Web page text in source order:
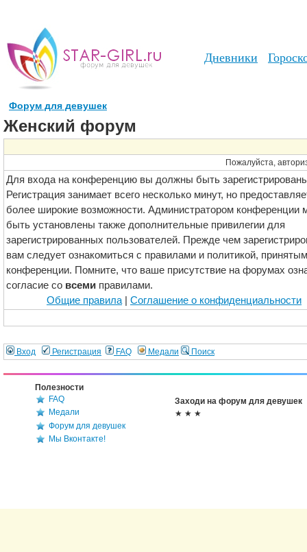
Дневники
Форум для девушек
Женский форум
Пожалуйста,
Для входа на конференцию вы должны быть
Регистрация занимает всего несколько минут, но
более широкие возможности. Администратором конференции
быть установлены также дополнительные привилегии для
зарегистрированных пользователей. Прежде чем
вам следует ознакомиться с правилами и политикой,
конференции. Помните, что ваше присутствие на форумах
согласие со всеми правилами.
Общие правила
Соглашение о конфиденциальности
Вход Регистрация FAQ Медали Поиск
Полезности
FAQ
Медали
Форум для девушек
Мы Вконтакте!
Заходи на форум для девушек
★ ★ ★